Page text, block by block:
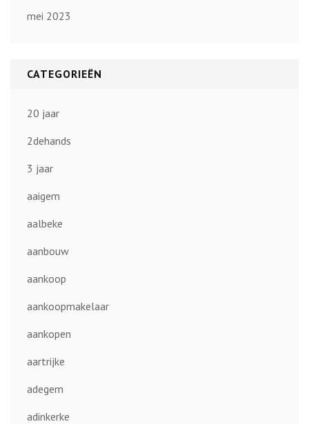
mei 2023
CATEGORIEËN
20 jaar
2dehands
3 jaar
aaigem
aalbeke
aanbouw
aankoop
aankoopmakelaar
aankopen
aartrijke
adegem
adinkerke